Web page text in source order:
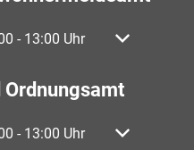
oder Schließzeiten
- 13:00 Uhr Von 08:00
Ordnungsamt
oder Schließzeiten
- 13:00 Uhr Von 08:00